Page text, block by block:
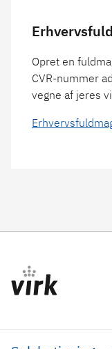
Opret en
CVR-nummer
vegne af jeres